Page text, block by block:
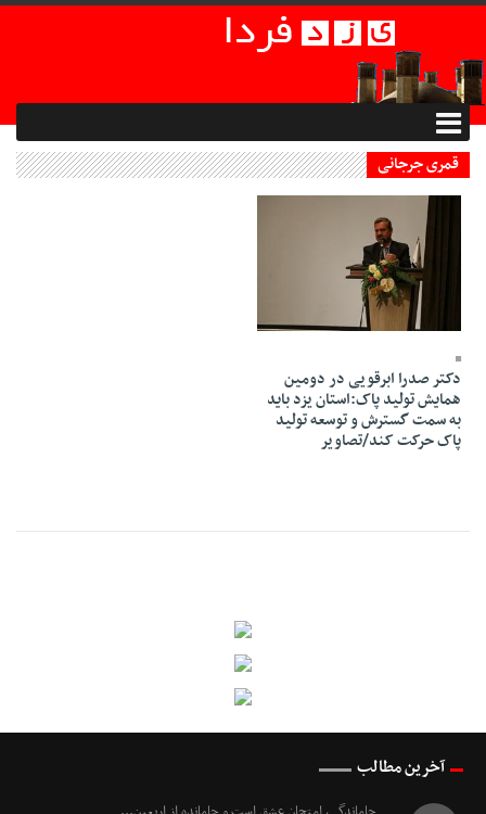
قمری جرجانی
دکتر صدرا ابرقویی در دومین
همایش تولید پاک:استان یزد باید
به سمت گسترش و توسعه تولید
پاک حرکت کند/تصاویر
آخرین مطالب